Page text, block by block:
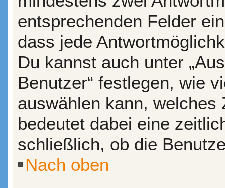
entsprechenden Felder
dass jede
Du kannst auch unter
Benutzer“ festlegen, wie
auswählen kann,
bedeutet dabei eine
schließlich, ob die
Nach oben